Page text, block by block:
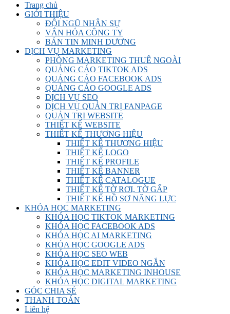
Trang chủ
GIỚI THIỆU
ĐỘI NGŨ NHÂN SỰ
VĂN HÓA CÔNG TY
BẢN TIN MINH DƯƠNG
DỊCH VỤ MARKETING
PHÒNG MARKETING THUÊ NGOÀI
QUẢNG CÁO TIKTOK ADS
QUẢNG CÁO FACEBOOK ADS
QUẢNG CÁO GOOGLE ADS
DỊCH VỤ SEO
DỊCH VỤ QUẢN TRỊ FANPAGE
QUẢN TRỊ WEBSITE
THIẾT KẾ WEBSITE
THIẾT KẾ THƯƠNG HIỆU
THIẾT KẾ THƯƠNG HIỆU
THIẾT KẾ LOGO
THIẾT KẾ PROFILE
THIẾT KẾ BANNER
THIẾT KẾ CATALOGUE
THIẾT KẾ TỜ RƠI, TỜ GẤP
THIẾT KẾ HỒ SƠ NĂNG LỰC
KHÓA HỌC MARKETING
KHÓA HỌC TIKTOK MARKETING
KHÓA HỌC FACEBOOK ADS
KHÓA HỌC AI MARKETING
KHÓA HỌC GOOGLE ADS
KHÓA HỌC SEO WEB
KHÓA HỌC EDIT VIDEO NGẮN
KHÓA HỌC MARKETING INHOUSE
KHÓA HỌC DIGITAL MARKETING
GÓC CHIA SẺ
THANH TOÁN
Liên hệ